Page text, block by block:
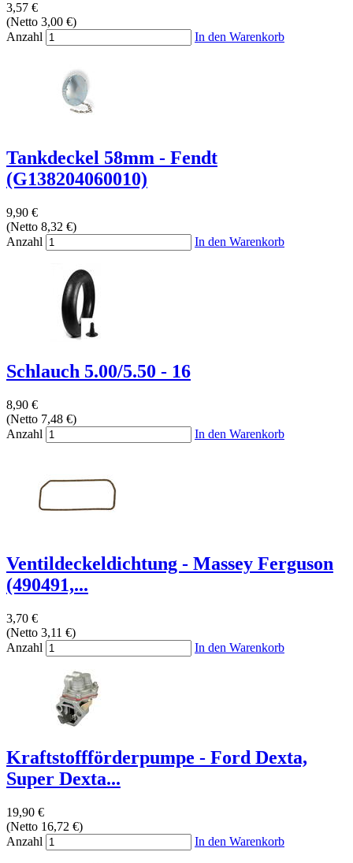
3,57 €
(Netto 3,00 €)
Anzahl
In den Warenkorb
Tankdeckel 58mm - Fendt
(G138204060010)
9,90 €
(Netto 8,32 €)
Anzahl
In den Warenkorb
Schlauch 5.00/5.50 - 16
8,90 €
(Netto 7,48 €)
Anzahl
In den Warenkorb
Ventildeckeldichtung - Massey Ferguson
(490491,...
3,70 €
(Netto 3,11 €)
Anzahl
In den Warenkorb
Kraftstoffförderpumpe - Ford Dexta,
Super Dexta...
19,90 €
(Netto 16,72 €)
Anzahl
In den Warenkorb